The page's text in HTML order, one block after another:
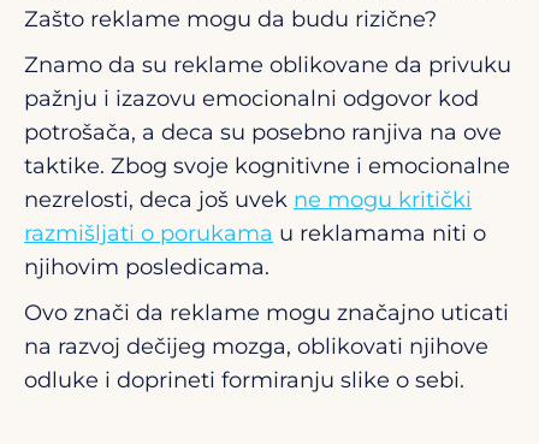
Zašto reklame mogu da budu rizične?
Znamo da su reklame oblikovane da privuku
pažnju i izazovu emocionalni odgovor kod
potrošača, a deca su posebno ranjiva na ove
taktike. Zbog svoje kognitivne i emocionalne
nezrelosti, deca još uvek ne mogu kritički
razmišljati o porukama u reklamama niti o
njihovim posledicama.
Ovo znači da reklame mogu značajno uticati
na razvoj dečijeg mozga, oblikovati njihove
odluke i doprineti formiranju slike o sebi.